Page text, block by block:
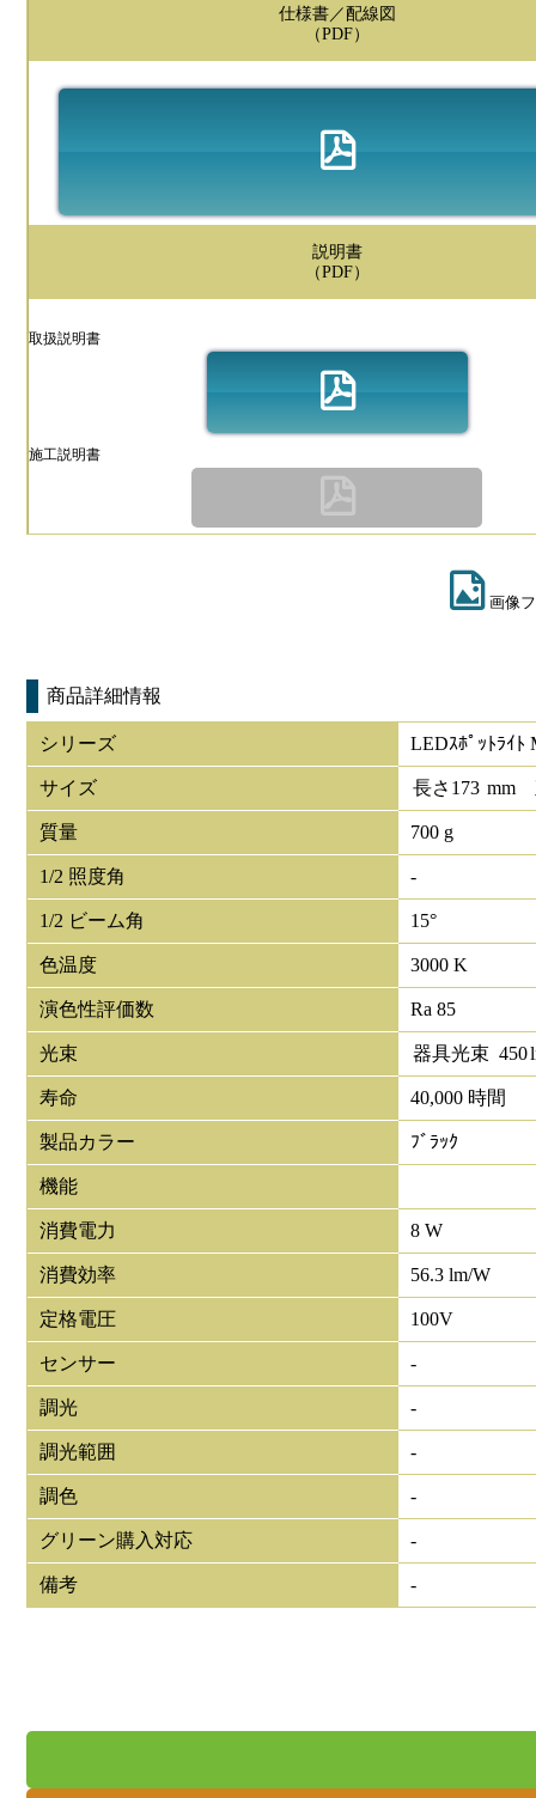
仕様書／配線図
（PDF）
説明書
（PDF）
取扱説明書
施工説明書
画像
商品詳細情報
シリーズ LEDｽﾎﾟｯﾄﾗｲﾄ
サイズ 長さ 173 mm
質量 700 g
1/2 照度角 -
1/2 ビーム角 15°
色温度 3000 K
演色性評価数 Ra 85
光束 器具光束 450
寿命 40,000 時間
製品カラー ﾌﾞﾗｯｸ
機能
消費電力 8 W
消費効率 56.3 lm/W
定格電圧 100V
センサー -
調光 -
調光範囲 -
調色 -
グリーン購入対応 -
備考 -